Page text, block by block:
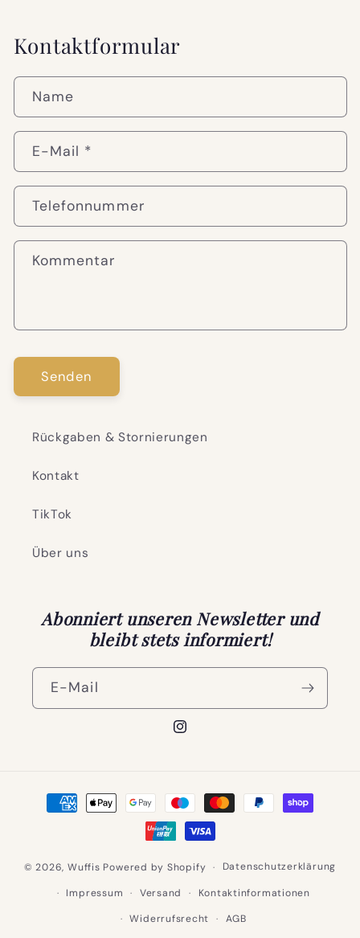
Kontaktformular
Name
E-Mail *
Telefonnummer
Kommentar
Senden
Rückgaben & Stornierungen
Kontakt
TikTok
Über uns
Abonniert unseren Newsletter und
bleibt stets informiert!
E-Mail
Instagram
Zahlungsmethoden
© 2026,Wuffis Powered by Shopify Datenschutzerklärung
Impressum Versand Kontaktinformationen
Widerrufsrecht AGB